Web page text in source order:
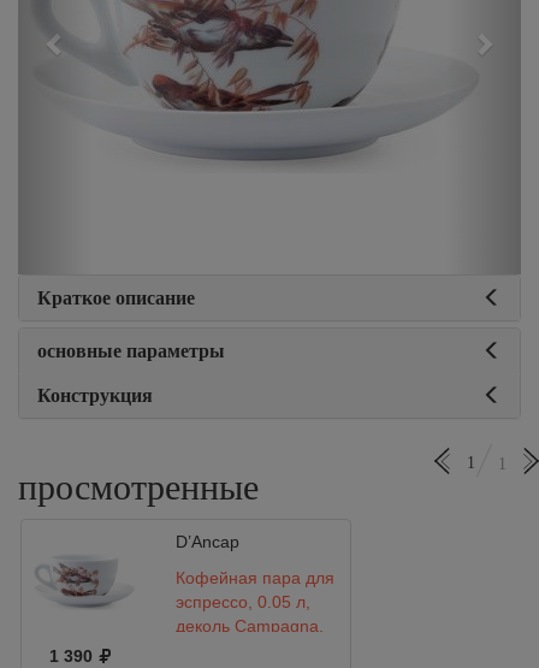
Краткое описание
основные параметры
Конструкция
просмотренные
1 1
D’Ancap
Кофейная пара для
эспрессо, 0.05 л,
деколь Campagna,
1 390